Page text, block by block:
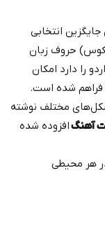
انتخابی
حروف زبان
را دارد امکان
فراهم شده است.
مختلف نوشته
آهنگافزوده شده
هر محیطی